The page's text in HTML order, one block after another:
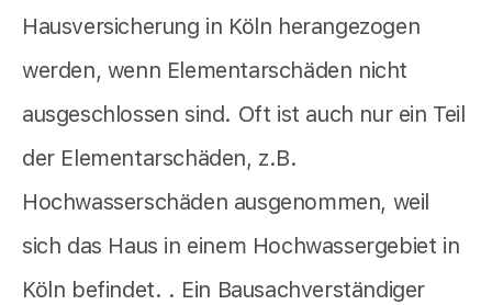
Hausversicherung in Köln herangezogen
werden, wenn Elementarschäden nicht
ausgeschlossen sind. Oft ist auch nur ein Teil
der Elementarschäden, z.B.
Hochwasserschäden ausgenommen, weil
sich das Haus in einem Hochwassergebiet in
Köln befindet. . Ein Bausachverständiger